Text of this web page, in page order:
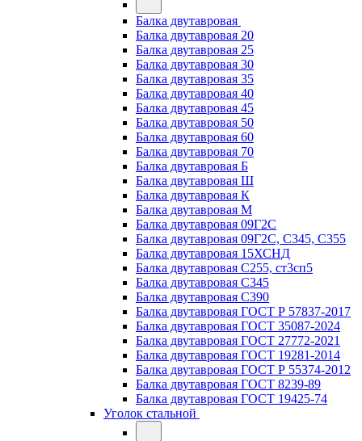
Балка двутавровая
Балка двутавровая 20
Балка двутавровая 25
Балка двутавровая 30
Балка двутавровая 35
Балка двутавровая 40
Балка двутавровая 45
Балка двутавровая 50
Балка двутавровая 60
Балка двутавровая 70
Балка двутавровая Б
Балка двутавровая Ш
Балка двутавровая К
Балка двутавровая М
Балка двутавровая 09Г2С
Балка двутавровая 09Г2С, С345, С355
Балка двутавровая 15ХСНД
Балка двутавровая С255, ст3сп5
Балка двутавровая С345
Балка двутавровая С390
Балка двутавровая ГОСТ Р 57837-2017
Балка двутавровая ГОСТ 35087-2024
Балка двутавровая ГОСТ 27772-2021
Балка двутавровая ГОСТ 19281-2014
Балка двутавровая ГОСТ Р 55374-2012
Балка двутавровая ГОСТ 8239-89
Балка двутавровая ГОСТ 19425-74
Уголок стальной